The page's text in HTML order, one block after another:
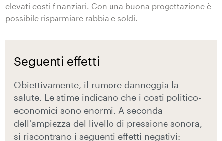
elevati costi finanziari. Con una buona progettazione è
possibile risparmiare rabbia e soldi.
Seguenti effetti
Obiettivamente, il rumore danneggia la
salute. Le stime indicano che i costi politico-
economici sono enormi. A seconda
dell’ampiezza del livello di pressione sonora,
si riscontrano i seguenti effetti negativi: